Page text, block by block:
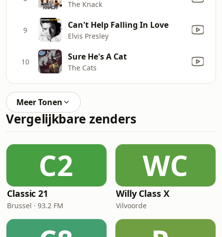
The Knack
9 Can't Help Falling In Love
Elvis Presley
10 Sure He's A Cat
The Cats
Meer Tonen
Vergelijkbare zenders
C2
Classic 21
Brussel · 93.2 FM
WC
Willy Class X
Vilvoorde